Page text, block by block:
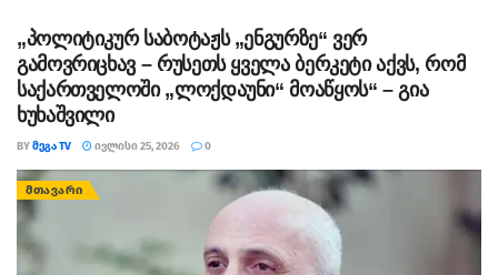
„პოლიტიკურ საბოტაჟს „ენგურზე“ ვერ
გამოვრიცხავ – რუსეთს ყველა ბერკეტი აქვს, რომ
საქართველოში „ლოქდაუნი“ მოაწყოს“ – გია
ხუხაშვილი
BYᲛᲔᲒᲐ TV ᲘᲕᲚᲘᲡᲘ 25, 2026 0
ᲛᲗᲐᲕᲐᲠᲘ